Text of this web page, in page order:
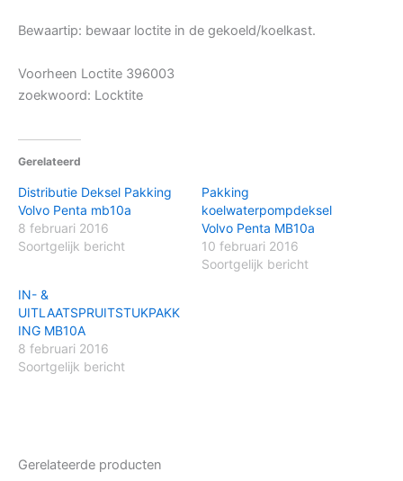
Bewaartip: bewaar loctite in de gekoeld/koelkast.
Voorheen Loctite 396003
zoekwoord: Locktite
Gerelateerd
Distributie Deksel Pakking
Volvo Penta mb10a
8 februari 2016
Soortgelijk bericht
Pakking
koelwaterpompdeksel
Volvo Penta MB10a
10 februari 2016
Soortgelijk bericht
IN- &
UITLAATSPRUITSTUKPAKK
ING MB10A
8 februari 2016
Soortgelijk bericht
Gerelateerde producten